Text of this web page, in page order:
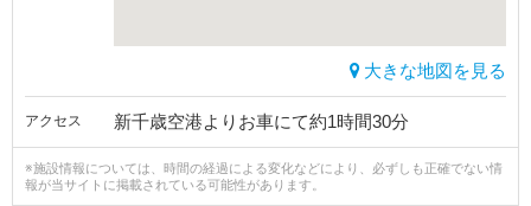
大きな地図を見る
アクセス 新千歳空港よりお車にて約1時間30分
※施設情報については、時間の経過による変化などにより、必ずしも正確でない情
報が当サイトに掲載されている可能性があります。